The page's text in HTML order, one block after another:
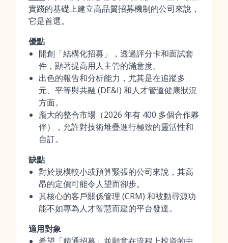
實踐的基礎上建立高品質招募機制的公司來說，
它是首選。
優點
開創「結構化招募」，透過評分卡和面試套
件，顯著提高用人主管的滿意度。
出色的報告和分析能力，尤其是在追蹤多
元、平等與共融 (DE&I) 和人才管道健康狀況
方面。
龐大的整合市場（2026 年有 400 多個合作夥
伴），允許對技術堆疊進行極致的靈活性和
自訂。
缺點
對於規模較小或預算緊張的公司來說，其高
昂的定價可能令人望而卻步。
其核心的客戶關係管理 (CRM) 和被動尋源功
能不如專為人才智慧而建的平台發達。
適用對象